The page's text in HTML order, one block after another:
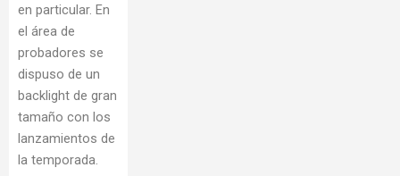
en particular. En
el área de
probadores se
dispuso de un
backlight de gran
tamaño con los
lanzamientos de
la temporada.